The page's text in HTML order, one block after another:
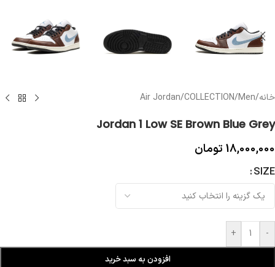
خانه/
Men
/
COLLECTION
/
Air Jordan
Jordan 1 Low SE Brown Blue Grey
18,000,000 تومان
SIZE
-
+
افزودن به سبد خرید